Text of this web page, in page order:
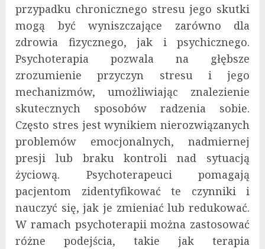
przypadku chronicznego stresu jego skutki
mogą być wyniszczające zarówno dla
zdrowia fizycznego, jak i psychicznego.
Psychoterapia pozwala na głębsze
zrozumienie przyczyn stresu i jego
mechanizmów, umożliwiając znalezienie
skutecznych sposobów radzenia sobie.
Często stres jest wynikiem nierozwiązanych
problemów emocjonalnych, nadmiernej
presji lub braku kontroli nad sytuacją
życiową. Psychoterapeuci pomagają
pacjentom zidentyfikować te czynniki i
nauczyć się, jak je zmieniać lub redukować.
W ramach psychoterapii można zastosować
różne podejścia, takie jak terapia